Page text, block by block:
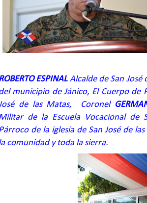
ESPINALAlcalde de San José
municipio de Jánico, El Cuerpo de
de las Matas,
Coronel
de la Escuela Vocacional de
de la iglesia de San José de
comunidad y toda la sierra.